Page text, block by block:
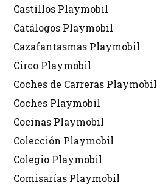
Castillos Playmobil
Catálogos Playmobil
Cazafantasmas Playmobil
Circo Playmobil
Coches de Carreras Playmobil
Coches Playmobil
Cocinas Playmobil
Colección Playmobil
Colegio Playmobil
Comisarías Playmobil